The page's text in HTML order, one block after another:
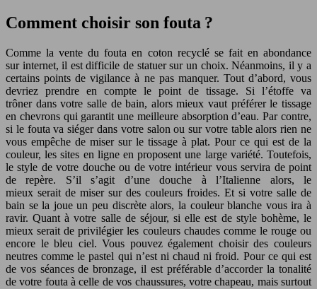
Comment choisir son fouta ?
Comme la vente du fouta en coton recyclé se fait en abondance
sur internet, il est difficile de statuer sur un choix. Néanmoins, il y a
certains points de vigilance à ne pas manquer. Tout d’abord, vous
devriez prendre en compte le point de tissage. Si l’étoffe va
trôner dans votre salle de bain, alors mieux vaut préférer le tissage
en chevrons qui garantit une meilleure absorption d’eau. Par contre,
si le fouta va siéger dans votre salon ou sur votre table alors rien ne
vous empêche de miser sur le tissage à plat. Pour ce qui est de la
couleur, les sites en ligne en proposent une large variété. Toutefois,
le style de votre douche ou de votre intérieur vous servira de point
de repère. S’il s’agit d’une douche à l’Italienne alors, le
mieux serait de miser sur des couleurs froides. Et si votre salle de
bain se la joue un peu discrète alors, la couleur blanche vous ira à
ravir. Quant à votre salle de séjour, si elle est de style bohème, le
mieux serait de privilégier les couleurs chaudes comme le rouge ou
encore le bleu ciel. Vous pouvez également choisir des couleurs
neutres comme le pastel qui n’est ni chaud ni froid. Pour ce qui est
de vos séances de bronzage, il est préférable d’accorder la tonalité
de votre fouta à celle de vos chaussures, votre chapeau, mais surtout